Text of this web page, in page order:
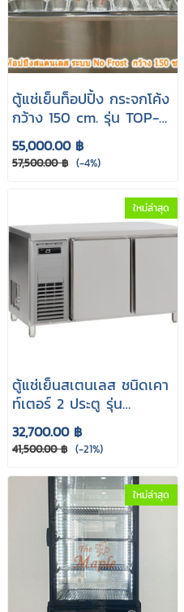
ตู้แช่เย็นท็อปปิ้ง กระจกโค้ง
กว้าง 150 cm. รุ่น TOP-
1500CL
55,000.00 ฿
57,500.00 ฿ (-4%)
ใหม่ล่าสุด
ตู้แช่เย็นสเตนเลส ชนิดเคา
ท์เตอร์ 2 ประตู รุ่น
ALASKA PCR-157
32,700.00 ฿
41,500.00 ฿ (-21%)
ใหม่ล่าสุด